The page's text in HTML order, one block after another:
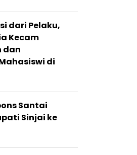
dari Pelaku,
Kecam
dan
di
Santai
Sinjai ke